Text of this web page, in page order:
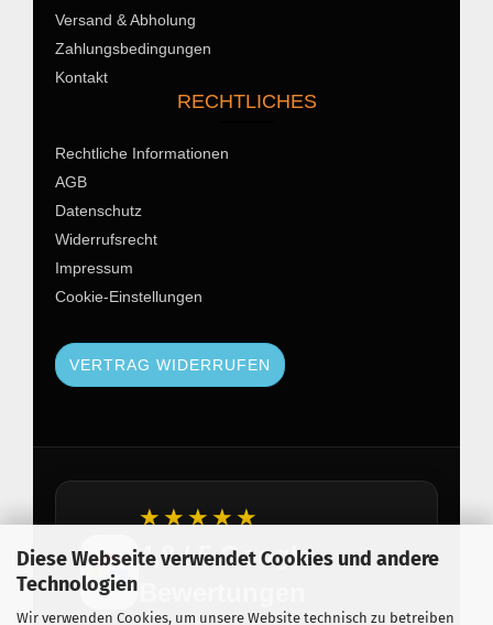
Diese Webseite verwendet Cookies und andere
Technologien
Wir verwenden Cookies, um unsere Website technisch zu betreiben
Versand & Abholung
Zahlungsbedingungen
Kontakt
RECHTLICHES
Rechtliche Informationen
AGB
Datenschutz
Widerrufsrecht
Impressum
Cookie-Einstellungen
VERTRAG WIDERRUFEN
★★★★★
4,8 / 5 Google